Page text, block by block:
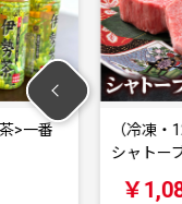
便）極上松阪牛